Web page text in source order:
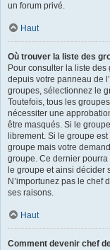
un forum privé.
Haut
Où trouver la liste des
Pour consulter la liste
depuis votre panneau de
groupes, sélectionnez le
Toutefois, tous les
nécessiter une
être masqués. Si le
librement. Si le groupe
groupe mais votre
groupe. Ce dernier
le groupe et ainsi décider
N’importunez pas le chef
ses raisons.
Haut
Comment devenir chef